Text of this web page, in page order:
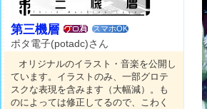
第三機層 スマホOK
ポタ電子(potadc)さん
オリジナルのイラスト・音楽を公開し
ています。イラストのみ、一部グロテ
スクな表現を含みます（大幅減）。も
のによっては修正してるので、こわく